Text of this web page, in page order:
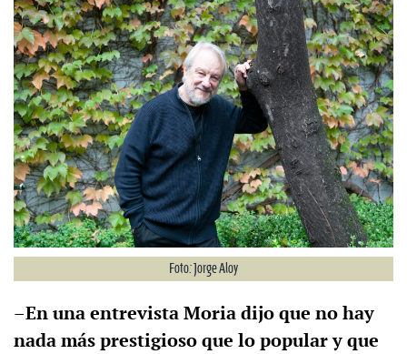
Foto: Jorge Aloy
–En una entrevista Moria dijo que no hay
nada más prestigioso que lo popular y que